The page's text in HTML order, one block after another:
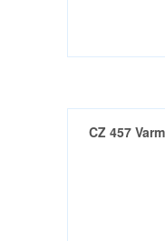
CZ 457